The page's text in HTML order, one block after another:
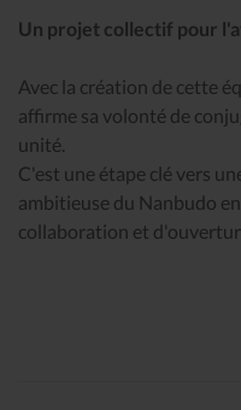
Un projet collectif pour
Avec la création de cette
affirme sa volonté de
unité.
C'est une étape clé vers
ambitieuse du Nanbudo
collaboration et